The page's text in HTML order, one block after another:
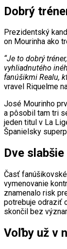
Dobrý
Prezidentský
on Mourinha ako
“Je to dobrý
vyhliadnutého
fanúšikmi Realu,
vravel Riquelme
José Mourinho
a pôsobil tam tri
jeden titul v La
Španielsky
Dve
Časť
vymenovanie
znamenalo risk
potrebuje odraziť
skončil bez
Voľby už v